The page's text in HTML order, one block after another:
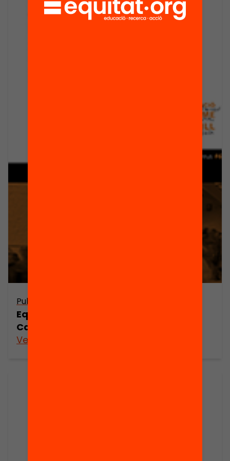
Publicació
Equitat i resultats educatius a
Catalunya
Veure’n més